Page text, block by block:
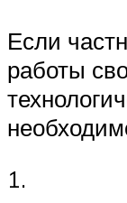
Если
работы
1.